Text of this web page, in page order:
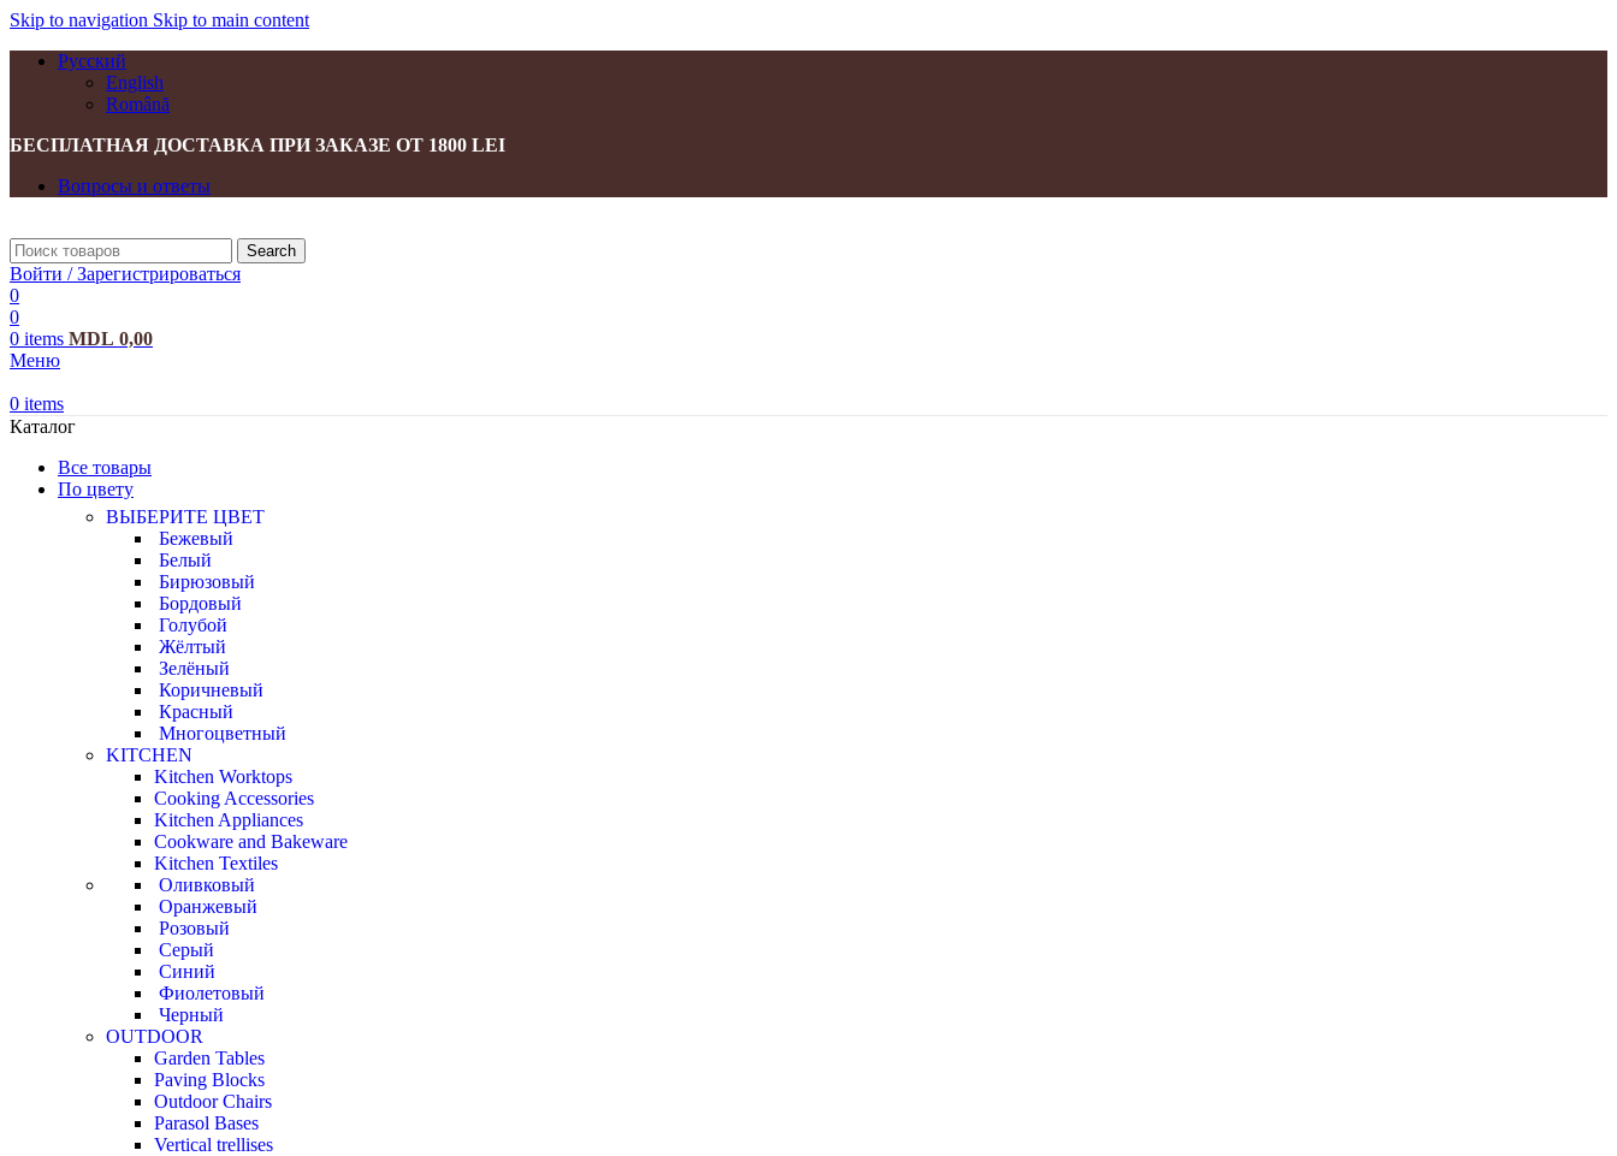
Skip to navigation Skip to main content
Русский
English
Română
БЕСПЛАТНАЯ ДОСТАВКА ПРИ ЗАКАЗЕ ОТ 1800 LEI
Вопросы и ответы
Search
Войти / Зарегистрироваться
0
0
0 items MDL 0,00
Меню
0 items
Каталог
Все товары
По цвету
ВЫБЕРИТЕ ЦВЕТ
Бежевый
Белый
Бирюзовый
Бордовый
Голубой
Жёлтый
Зелёный
Коричневый
Красный
Многоцветный
KITCHEN
Kitchen Worktops
Cooking Accessories
Kitchen Appliances
Cookware and Bakeware
Kitchen Textiles
Оливковый
Оранжевый
Розовый
Серый
Синий
Фиолетовый
Черный
OUTDOOR
Garden Tables
Paving Blocks
Outdoor Chairs
Parasol Bases
Vertical trellises